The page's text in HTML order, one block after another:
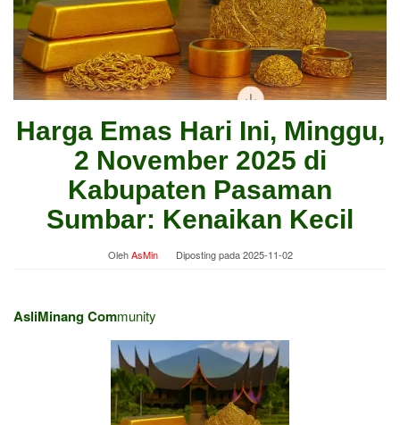
Harga Emas Hari Ini, Minggu,
2 November 2025 di
Kabupaten Pasaman
Sumbar: Kenaikan Kecil
OlehAsMin Diposting pada2025-11-02
AsliMinang Community